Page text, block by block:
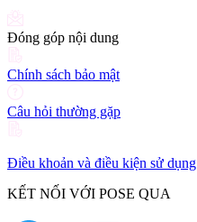
Đóng góp nội dung
Chính sách bảo mật
Câu hỏi thường gặp
Điều khoản và điều kiện sử dụng
KẾT NỐI VỚI POSE QUA